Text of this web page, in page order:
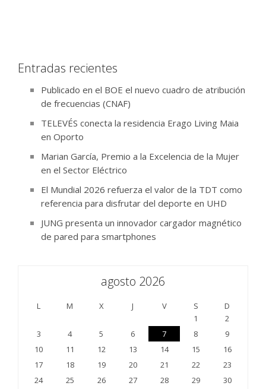
Entradas recientes
Publicado en el BOE el nuevo cuadro de atribución
de frecuencias (CNAF)
TELEVÉS conecta la residencia Erago Living Maia
en Oporto
Marian García, Premio a la Excelencia de la Mujer
en el Sector Eléctrico
El Mundial 2026 refuerza el valor de la TDT como
referencia para disfrutar del deporte en UHD
JUNG presenta un innovador cargador magnético
de pared para smartphones
agosto 2026
L M X J V S
D
1
2
3
4 5 6 7 8
9
10
11 12 13 14 15
16
17
18 19 20 21 22
23
24
25 26 27 28 29
30